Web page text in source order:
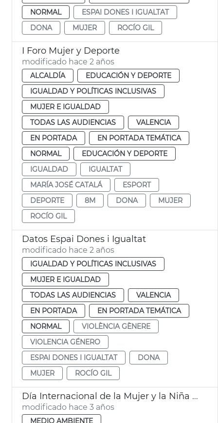
NORMAL
ESPAI DONES I IGUALTAT
DONA
MUJER ROCÍO GIL
I Foro Mujer y Deporte
modificado hace 2 años
ALCALDÍA
EDUCACIÓN Y DEPORTE
IGUALDAD Y POLÍTICAS INCLUSIVAS
MUJER E IGUALDAD
TODAS LAS AUDIENCIAS
VALENCIA
EN PORTADA
EN PORTADA TEMÁTICA
NORMAL
EDUCACIÓN Y DEPORTE
IGUALDAD
IGUALTAT
MARÍA JOSÉ CATALÁ
ESPORT
DEPORTE
8M DONA
MUJER
ROCÍO GIL
Datos Espai Dones i Igualtat
modificado hace 2 años
IGUALDAD Y POLÍTICAS INCLUSIVAS
MUJER E IGUALDAD
TODAS LAS AUDIENCIAS
VALENCIA
EN PORTADA
EN PORTADA TEMÁTICA
NORMAL
VIOLÈNCIA GÈNERE
VIOLENCIA GÉNERO
ESPAI DONES I IGUALTAT
DONA
MUJER
ROCÍO GIL
Día Internacional de la Mujer y la Niña en la Ciencia
modificado hace 3 años
MEDIO AMBIENTE